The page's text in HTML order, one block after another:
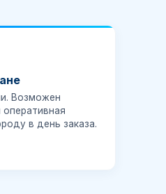
Возможен
в день заказа.